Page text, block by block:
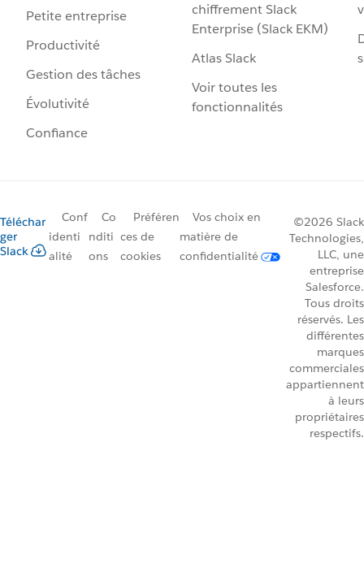
Petite entreprise
Productivité
Gestion des tâches
Évolutivité
Confiance
chiffrement Slack
Enterprise (Slack EKM)
Atlas Slack
Voir toutes les
fonctionnalités
Téléchar
ger
Slack
Conf
identi
alité
Co
nditi
ons
Préféren
ces de
cookies
Vos choix en
matière de
confidentialité
©2026 Slack
Technologies,
LLC, une
entreprise
Salesforce.
Tous droits
réservés. Les
différentes
marques
commerciales
appartiennent
à leurs
propriétaires
respectifs.